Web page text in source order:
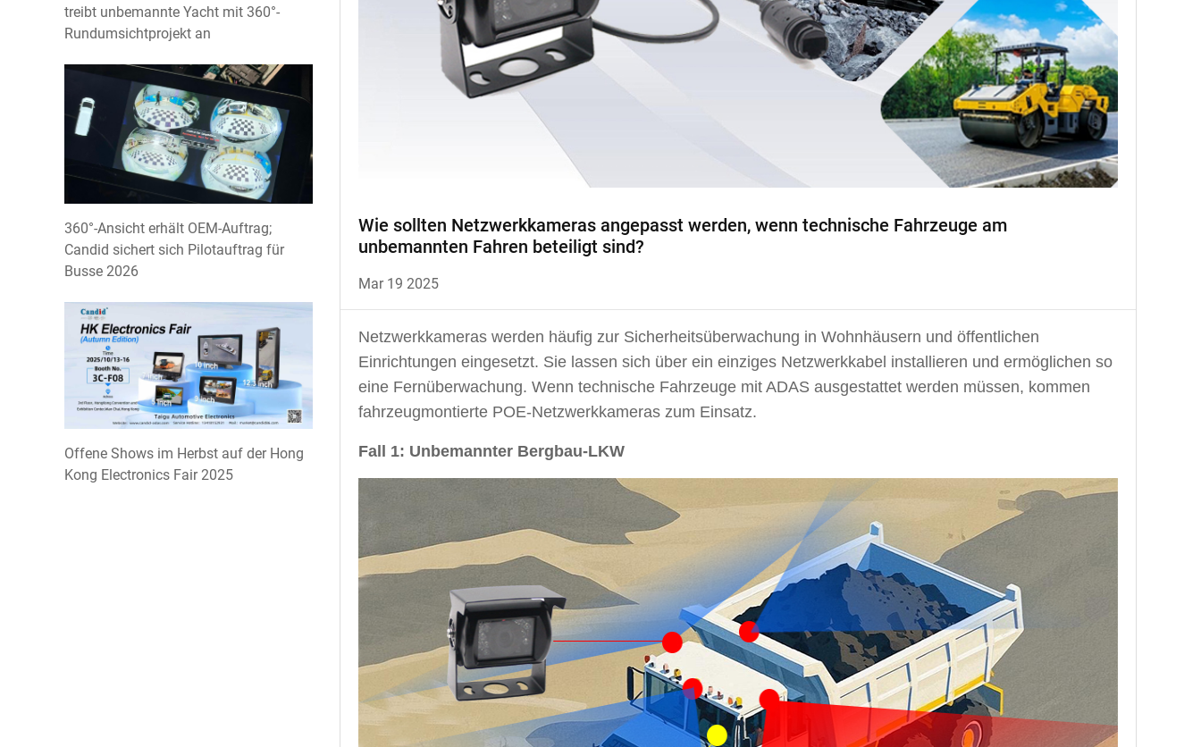
Wie sollten Netzwerkkameras angepasst werden, wenn technische Fahrzeuge am
unbemannten Fahren beteiligt sind?
Mar 19 2025
Netzwerkkameras werden häufig zur Sicherheitsüberwachung in Wohnhäusern und öffentlichen
Einrichtungen eingesetzt. Sie lassen sich über ein einziges Netzwerkkabel installieren und ermöglichen so
eine Fernüberwachung. Wenn technische Fahrzeuge mit ADAS ausgestattet werden müssen, kommen
fahrzeugmontierte POE-Netzwerkkameras zum Einsatz.
Fall 1: Unbemannter Bergbau-LKW
treibt unbemannte Yacht mit 360°-
Rundumsichtprojekt an
360°-Ansicht erhält OEM-Auftrag;
Candid sichert sich Pilotauftrag für
Busse 2026
Offene Shows im Herbst auf der Hong
Kong Electronics Fair 2025